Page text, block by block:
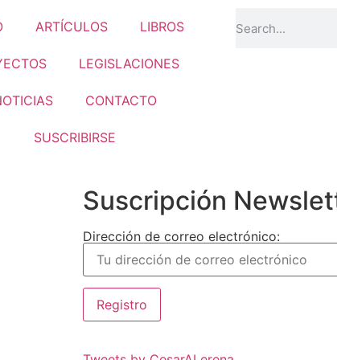
ARTÍCULOS LIBROS
LEGISLACIONES
CONTACTO
SUSCRIBIRSE
Suscripción
Dirección de correo electrónico: